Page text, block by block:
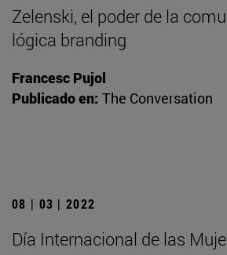
Zelenski, el poder de la
lógica branding
Francesc Pujol
Publicado en: The Conversation
08 | 03 | 2022
Día Internacional de las